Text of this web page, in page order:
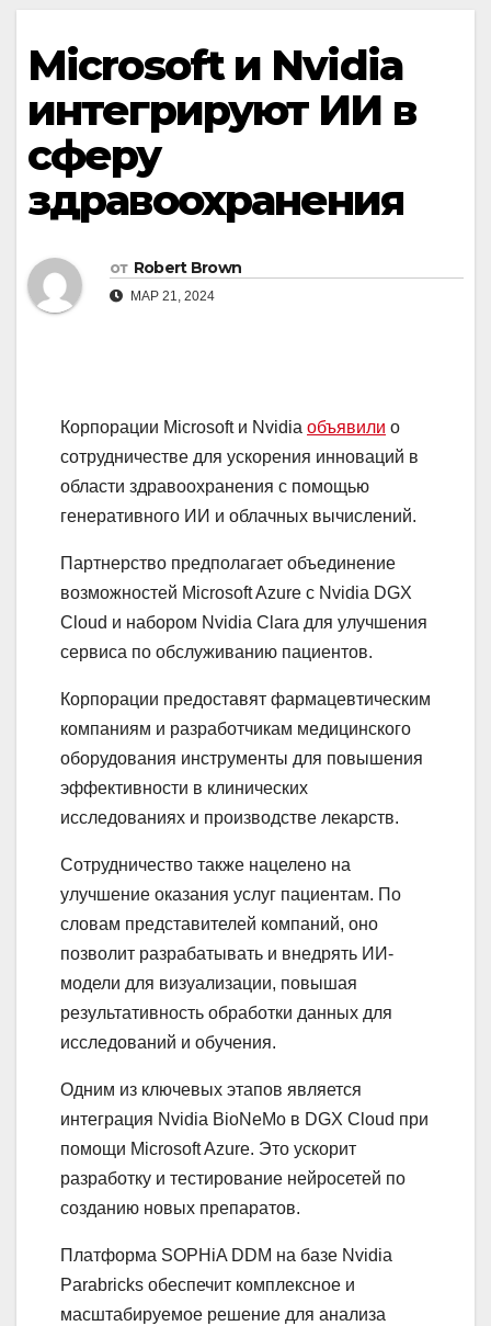
Microsoft и Nvidia
интегрируют ИИ в
сферу
здравоохранения
от Robert Brown
МАР 21, 2024
Корпорации Microsoft и Nvidia объявили о
сотрудничестве для ускорения инноваций в
области здравоохранения с помощью
генеративного ИИ и облачных вычислений.
Партнерство предполагает объединение
возможностей Microsoft Azure с Nvidia DGX
Cloud и набором Nvidia Clara для улучшения
сервиса по обслуживанию пациентов.
Корпорации предоставят фармацевтическим
компаниям и разработчикам медицинского
оборудования инструменты для повышения
эффективности в клинических
исследованиях и производстве лекарств.
Сотрудничество также нацелено на
улучшение оказания услуг пациентам. По
словам представителей компаний, оно
позволит разрабатывать и внедрять ИИ-
модели для визуализации, повышая
результативность обработки данных для
исследований и обучения.
Одним из ключевых этапов является
интеграция Nvidia BioNeMo в DGX Cloud при
помощи Microsoft Azure. Это ускорит
разработку и тестирование нейросетей по
созданию новых препаратов.
Платформа SOPHiA DDM на базе Nvidia
Parabricks обеспечит комплексное и
масштабируемое решение для анализа